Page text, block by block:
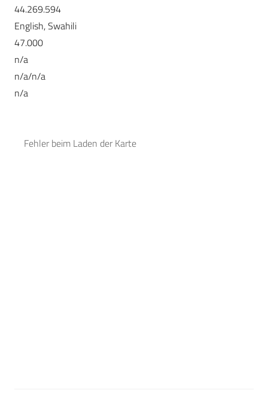
44.269.594
English, Swahili
47.000
n/a
n/a/n/a
n/a
Fehler beim Laden der Karte